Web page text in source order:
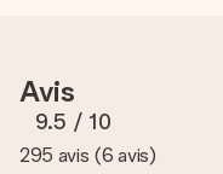
ton cadeau. C'est
photos de haute
image, contacte notre
photo au cadeau que tu
Avis
9.5 / 10
295 avis (6 avis)